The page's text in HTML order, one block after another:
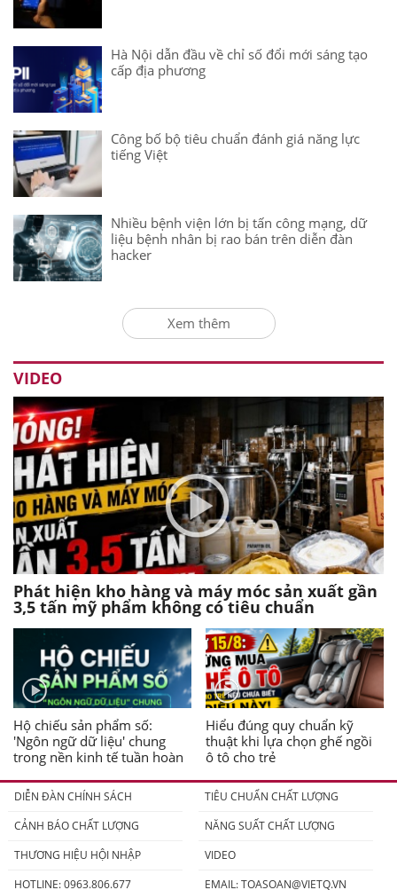
Hà Nội dẫn đầu về chỉ số đổi mới sáng tạo
cấp địa phương
Công bố bộ tiêu chuẩn đánh giá năng lực
tiếng Việt
Nhiều bệnh viện lớn bị tấn công mạng, dữ
liệu bệnh nhân bị rao bán trên diễn đàn
hacker
Xem thêm
VIDEO
Phát hiện kho hàng và máy móc sản xuất gần
3,5 tấn mỹ phẩm không có tiêu chuẩn
Hộ chiếu sản phẩm số:
'Ngôn ngữ dữ liệu' chung
trong nền kinh tế tuần hoàn
Hiểu đúng quy chuẩn kỹ
thuật khi lựa chọn ghế ngồi
ô tô cho trẻ
DIỄN ĐÀN CHÍNH SÁCH
TIÊU CHUẨN CHẤT LƯỢNG
CẢNH BÁO CHẤT LƯỢNG
NĂNG SUẤT CHẤT LƯỢNG
THƯƠNG HIỆU HỘI NHẬP
VIDEO
HOTLINE: 0963.806.677
EMAIL:TOASOAN@VIETQ.VN